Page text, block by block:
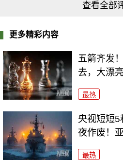
查看全部
更多精彩内容
五箭齐发
去，大漂
最热
央视短短5
夜作废！
最热